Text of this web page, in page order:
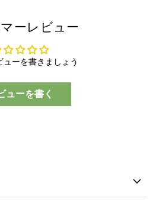
ーレビュー
ューを書きましょう
ューを書く